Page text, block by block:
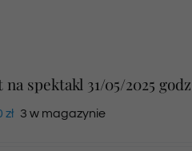
spektakl 31/05/2025
zł 3 w magazynie